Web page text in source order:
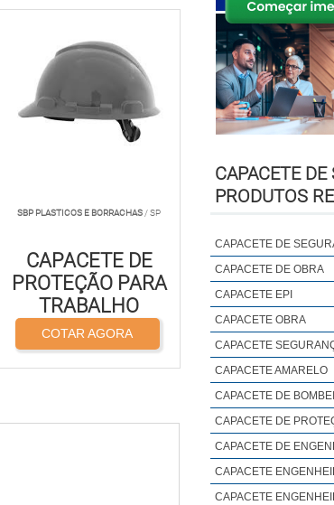
SBP PLASTICOS E BORRACHAS/ SP
CAPACETE DE
PROTEÇÃO PARA
TRABALHO
COTAR AGORA
CAPACETE
PRODUTOS
CAPACETE DE
CAPACETE DE OBRA
CAPACETE EPI
CAPACETE OBRA
CAPACETE
CAPACETE AMARELO
CAPACETE DE
CAPACETE DE
CAPACETE DE
CAPACETE
CAPACETE